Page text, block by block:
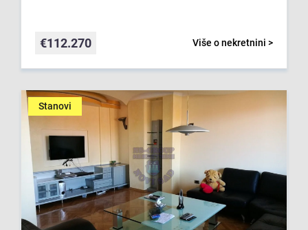
Više o nekretnini >
€112.270
Stanovi